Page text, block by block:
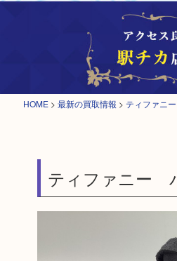
HOME > 最新の買取情報 > ティファニ
ティファニー